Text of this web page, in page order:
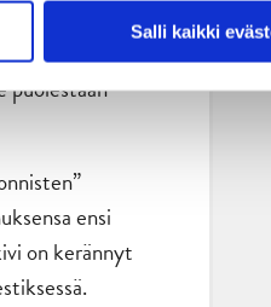
Salli kaikki
eli
JYP
puolestaan
ensi
on kerännyt